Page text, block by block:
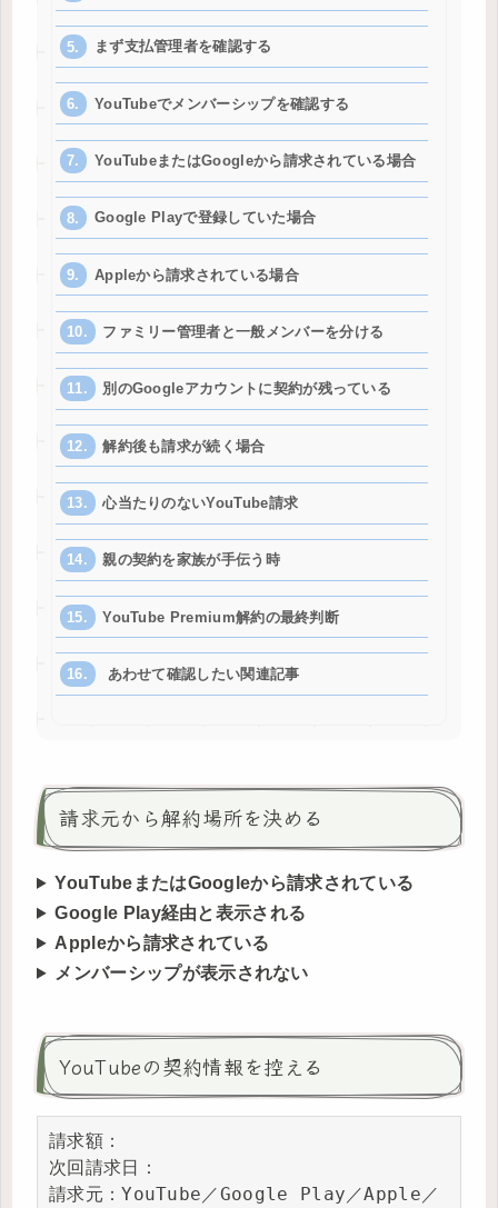
まず支払管理者を確認する
YouTubeでメンバーシップを確認する
YouTubeまたはGoogleから請求されている場合
Google Playで登録していた場合
Appleから請求されている場合
ファミリー管理者と一般メンバーを分ける
別のGoogleアカウントに契約が残っている
解約後も請求が続く場合
心当たりのないYouTube請求
親の契約を家族が手伝う時
YouTube Premium解約の最終判断
あわせて確認したい関連記事
請求元から解約場所を決める
YouTubeまたはGoogleから請求されている
Google Play経由と表示される
Appleから請求されている
メンバーシップが表示されない
YouTubeの契約情報を控える
請求額：
次回請求日：
請求元：YouTube／Google Play／Apple／